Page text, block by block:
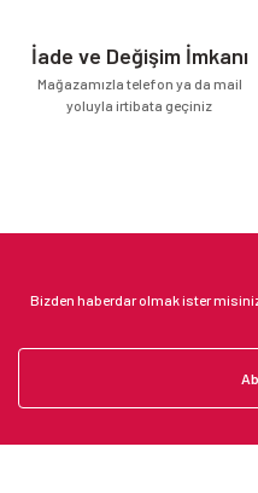
İade ve Değişim İmkanı
Mağazamızla telefon ya da mail
yoluyla irtibata geçiniz